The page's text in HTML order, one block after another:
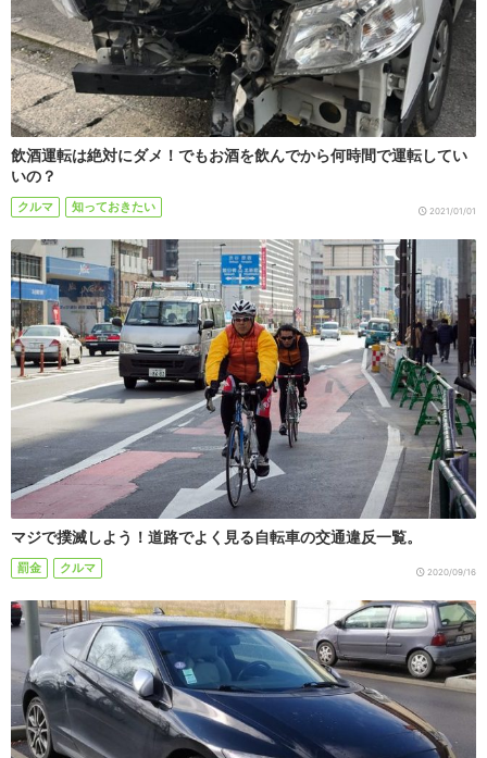
飲酒運転は絶対にダメ！でもお酒を飲んでから何時間で運転してい
いの？
クルマ 知っておきたい 2021/01/01
マジで撲滅しよう！道路でよく見る自転車の交通違反一覧。
罰金 クルマ 2020/09/16